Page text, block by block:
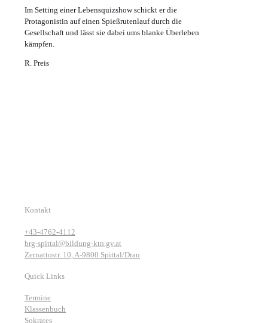
Im Setting einer Lebensquizshow schickt er die
Protagonistin auf einen Spießrutenlauf durch die
Gesellschaft und lässt sie dabei ums blanke Überleben
kämpfen.
R. Preis
Kontakt
+43-4762-4112
brg-spittal@bildung-ktn.gv.at
Zernattostr. 10, A-9800 Spittal/Drau
Quick Links
Termine
Klassenbuch
Sokrates